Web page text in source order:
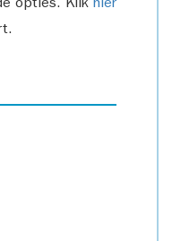
opties. Klik hier